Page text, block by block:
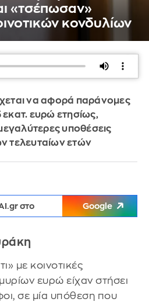
«τσέπωσαν»
κονδυλίων
να αφορά παράνομες
ευρώ ετησίως,
υποθέσεις
τελευταίων ετών
στο Google
με κοινοτικές
ευρώ είχαν στήσει
σε μία υπόθεση που